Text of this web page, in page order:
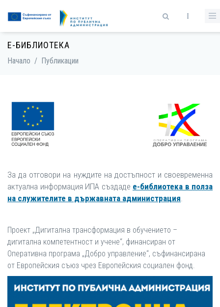
Форма за търсене
Е-БИБЛИОТЕКА
Начало / Публикации
За да отговори на нуждите на достъпност и своевременна
актуална информация ИПА създаде е-библиотека в полза
на служителите в държавната администрация
Проект „Дигитална трансформация в обучението –
дигитална компетентност и учене“, финансиран от
Оперативна програма „Добро управление“, съфинансирана
от Европейския съюз чрез Европейския социален фонд.